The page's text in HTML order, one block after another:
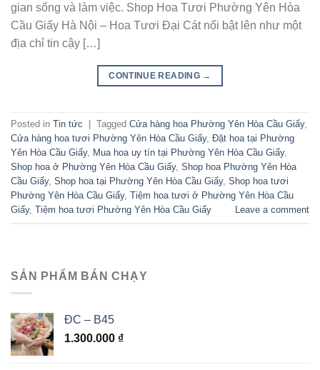
gian sống và làm việc. Shop Hoa Tươi Phường Yên Hòa
Cầu Giấy Hà Nội – Hoa Tươi Đại Cát nổi bật lên như một
địa chỉ tin cậy […]
CONTINUE READING →
Posted in Tin tức Tagged Cửa hàng hoa Phường Yên Hòa Cầu Giấy,
Cửa hàng hoa tươi Phường Yên Hòa Cầu Giấy, Đặt hoa tại Phường
Yên Hòa Cầu Giấy, Mua hoa uy tín tại Phường Yên Hòa Cầu Giấy,
Shop hoa ở Phường Yên Hòa Cầu Giấy, Shop hoa Phường Yên Hòa
Cầu Giấy, Shop hoa tại Phường Yên Hòa Cầu Giấy, Shop hoa tươi
Phường Yên Hòa Cầu Giấy, Tiệm hoa tươi ở Phường Yên Hòa Cầu
Giấy, Tiệm hoa tươi Phường Yên Hòa Cầu Giấy Leave a comment
SẢN PHẨM BÁN CHẠY
ĐC – B45
1.300.000 ₫